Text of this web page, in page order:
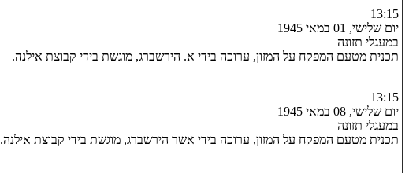
13:15
יום שלישי, 01 במאי 1945
במעגלי תזונה
תכנית מטעם המפקח על המזון, ערוכה בידי א. הירשברג, מוגשת בידי קבוצת אילנה.
13:15
יום שלישי, 08 במאי 1945
במעגלי תזונה
תכנית מטעם המפקח על המזון, ערוכה בידי אשר הירשברג, מוגשת בידי קבוצת אילנה.